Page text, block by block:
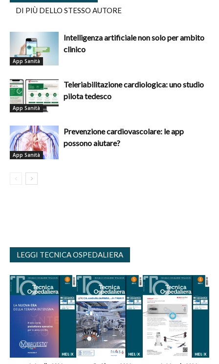
DI PIÙ DELLO STESSO AUTORE
App Sanità
Intelligenza artificiale non solo per ambito
clinico
App Sanità
Teleriabilitazione cardiologica: uno studio
pilota tedesco
App Sanità
Prevenzione cardiovascolare: le app
possono aiutare?
LEGGI TECNICA OSPEDALIERA